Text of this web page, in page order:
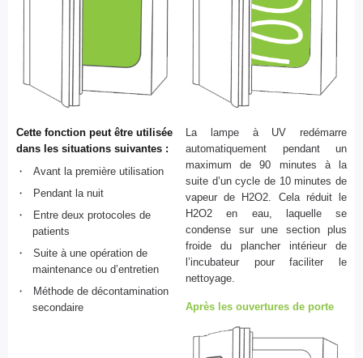
Cette fonction peut être utilisée
dans les situations suivantes :
Avant la première utilisation
Pendant la nuit
Entre deux protocoles de
patients
Suite à une opération de
maintenance ou d’entretien
Méthode de décontamination
secondaire
La lampe à UV redémarre
automatiquement pendant un
maximum de 90 minutes à la
suite d’un cycle de 10 minutes de
vapeur de H2O2. Cela réduit le
H2O2 en eau, laquelle se
condense sur une section plus
froide du plancher intérieur de
l’incubateur pour faciliter le
nettoyage.
Après les ouvertures de porte